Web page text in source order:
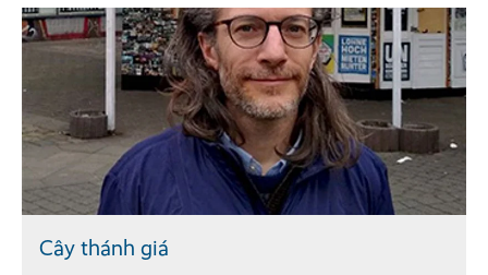
Cây thánh giá